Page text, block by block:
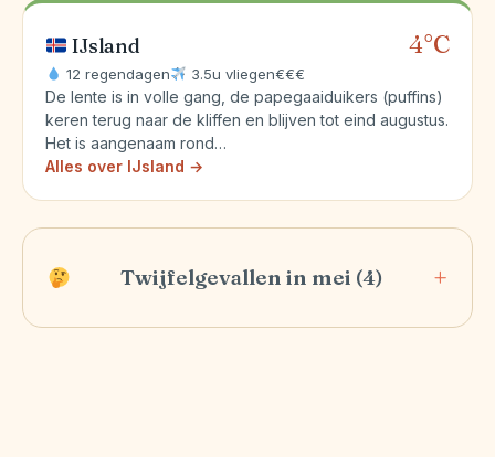
IJsland 4°C
12 regendagen 3.5u vliegen€€€
De lente is in volle gang, de papegaaiduikers (puffins)
keren terug naar de kliffen en blijven tot eind augustus.
Het is aangenaam rond…
Alles over IJsland →
Twijfelgevallen in mei (4)